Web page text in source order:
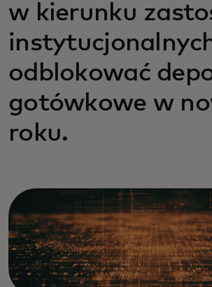
w kierunku
odblokować
gotówkowe w
roku.